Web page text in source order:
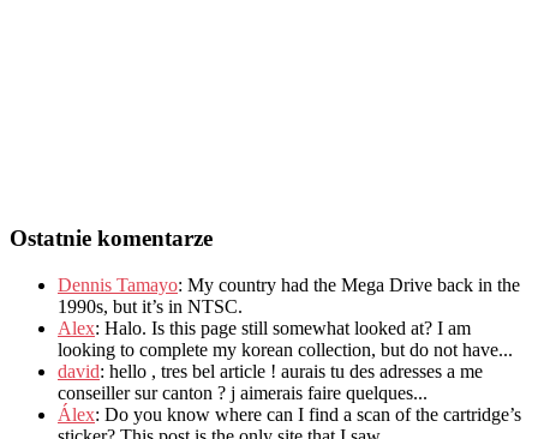
Ostatnie komentarze
Dennis Tamayo: My country had the Mega Drive back in the
1990s, but it’s in NTSC.
Alex: Halo. Is this page still somewhat looked at? I am
looking to complete my korean collection, but do not have...
david: hello , tres bel article ! aurais tu des adresses a me
conseiller sur canton ? j aimerais faire quelques...
Álex: Do you know where can I find a scan of the cartridge’s